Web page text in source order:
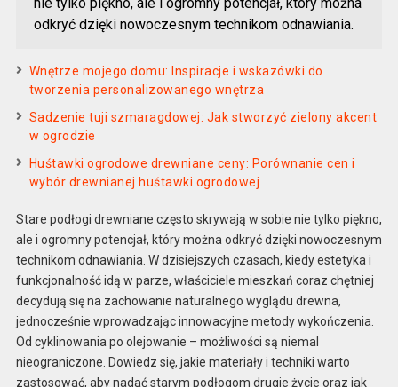
odkryć dzięki nowoczesnym technikom odnawiania.
Wnętrze mojego domu: Inspiracje i wskazówki do
tworzenia personalizowanego wnętrza
Sadzenie tuji szmaragdowej: Jak stworzyć zielony akcent
w ogrodzie
Huśtawki ogrodowe drewniane ceny: Porównanie cen i
wybór drewnianej huśtawki ogrodowej
Stare podłogi drewniane często skrywają w sobie nie tylko piękno,
ale i ogromny potencjał, który można odkryć dzięki nowoczesnym
technikom odnawiania. W dzisiejszych czasach, kiedy estetyka i
funkcjonalność idą w parze, właściciele mieszkań coraz chętniej
decydują się na zachowanie naturalnego wyglądu drewna,
jednocześnie wprowadzając innowacyjne metody wykończenia.
Od cyklinowania po olejowanie – możliwości są niemal
nieograniczone. Dowiedz się, jakie materiały i techniki warto
zastosować, aby nadać starym podłogom drugie życie oraz jak